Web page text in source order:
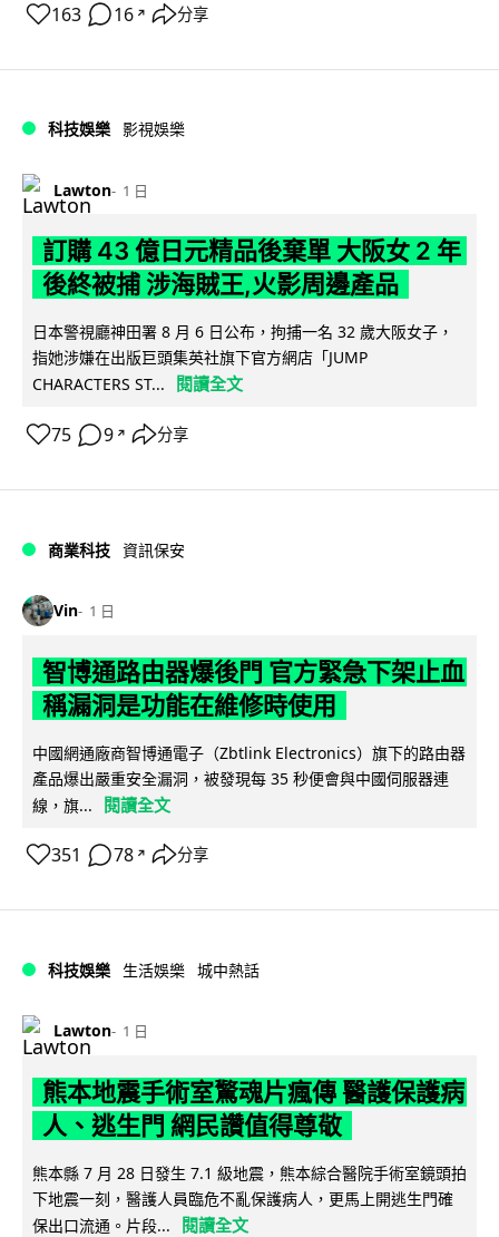
163 16 ↗ 分享
科技娛樂 影視娛樂
Lawton 1 日
訂購 43 億日元精品後棄單 大阪女 2 年
後終被捕 涉海賊王,火影周邊產品
日本警視廳神田署 8 月 6 日公布，拘捕一名 32 歲大阪女子，
指她涉嫌在出版巨頭集英社旗下官方網店「JUMP
CHARACTERS ST...
閱讀全文
75 9 ↗ 分享
商業科技 資訊保安
Vin 1 日
智博通路由器爆後門 官方緊急下架止血
稱漏洞是功能在維修時使用
中國網通廠商智博通電子（Zbtlink Electronics）旗下的路由器
產品爆出嚴重安全漏洞，被發現每 35 秒便會與中國伺服器連
線，旗...
閱讀全文
351 78 ↗ 分享
科技娛樂 生活娛樂 城中熱話
Lawton 1 日
熊本地震手術室驚魂片瘋傳 醫護保護病
人、逃生門 網民讚值得尊敬
熊本縣 7 月 28 日發生 7.1 級地震，熊本綜合醫院手術室鏡頭拍
下地震一刻，醫護人員臨危不亂保護病人，更馬上開逃生門確
保出口流通。片段...
閱讀全文